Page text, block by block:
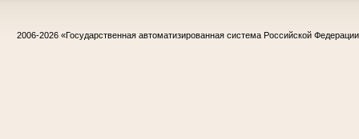
2006-2026 «Государственная автоматизированная система Российской